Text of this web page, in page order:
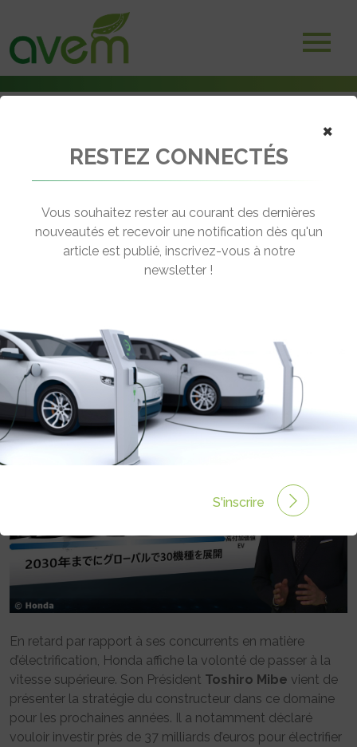
Electrification : Honda passe à la vitesse supérieure
← Revenir aux actualités
LA VITESSE SUPÉRIEURE
Rédigé par Emmanuel Maumon le 16 Avr 2022 à 06:00
0 commentaires
En retard par rapport à ses concurrents en matière
d’électrification, Honda affiche la volonté de passer à la
vitesse supérieure. Son Président Toshiro Mibe vient de
présenter la stratégie du constructeur dans ce domaine
pour les prochaines années. Il a notamment déclaré
vouloir investir près de 37 milliards d’euros pour électrifier
×
RESTEZ CONNECTÉS
Vous souhaitez rester au courant des dernières
nouveautés et recevoir une notification dès qu'un
article est publié, inscrivez-vous à notre
newsletter !
S'inscrire